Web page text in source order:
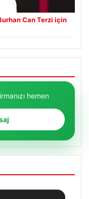
Can Terzi için
hemen